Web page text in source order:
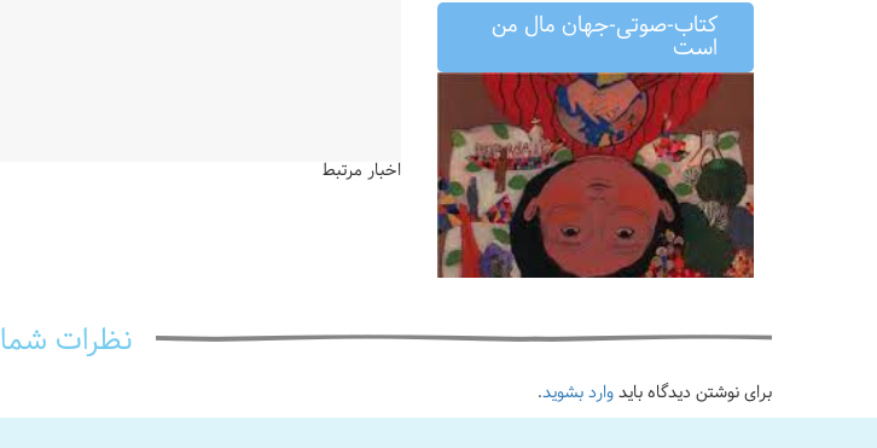
کتاب-صوتی-جهان مال من
است
اخبار مرتبط
نظرات شما
برای نوشتن دیدگاه بایدوارد بشوید.